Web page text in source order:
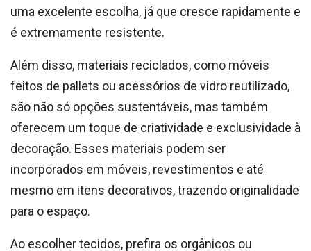
uma excelente escolha, já que cresce rapidamente e
é extremamente resistente.
Além disso, materiais reciclados, como móveis
feitos de pallets ou acessórios de vidro reutilizado,
são não só opções sustentáveis, mas também
oferecem um toque de criatividade e exclusividade à
decoração. Esses materiais podem ser
incorporados em móveis, revestimentos e até
mesmo em itens decorativos, trazendo originalidade
para o espaço.
Ao escolher tecidos, prefira os orgânicos ou